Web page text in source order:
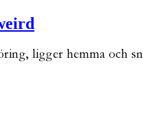
ligger hemma och